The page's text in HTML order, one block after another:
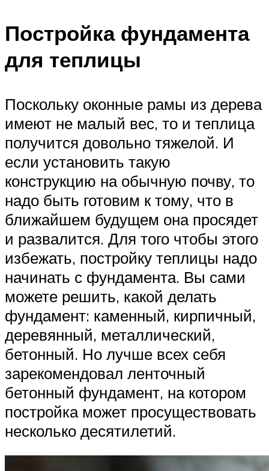
Постройка фундамента
для теплицы
Поскольку оконные рамы из дерева
имеют не малый вес, то и теплица
получится довольно тяжелой. И
если установить такую
конструкцию на обычную почву, то
надо быть готовим к тому, что в
ближайшем будущем она просядет
и развалится. Для того чтобы этого
избежать, постройку теплицы надо
начинать с фундамента. Вы сами
можете решить, какой делать
фундамент: каменный, кирпичный,
деревянный, металлический,
бетонный. Но лучше всех себя
зарекомендовал ленточный
бетонный фундамент, на котором
постройка может просуществовать
несколько десятилетий.